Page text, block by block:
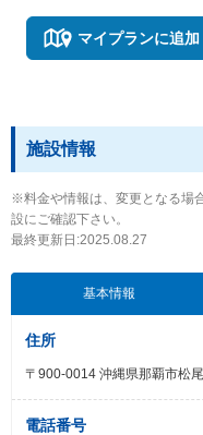
マイプランに追加
施設情報
※料金や情報は、変更となる場
設にご確認下さい。
最終更新日:2025.08.27
基本情報
住所
〒900-0014 沖縄県那覇市松
電話番号